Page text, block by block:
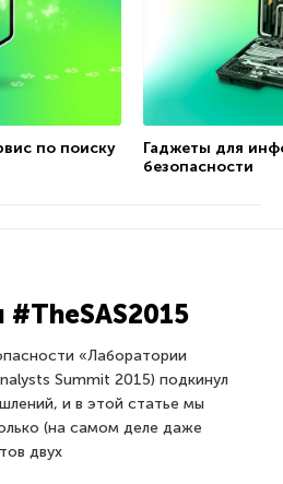
по поиску
Гаджеты для
безопасности
«Лаборатории
Summit 2015) подкинул
и в этой статье мы
(на самом деле даже
двух